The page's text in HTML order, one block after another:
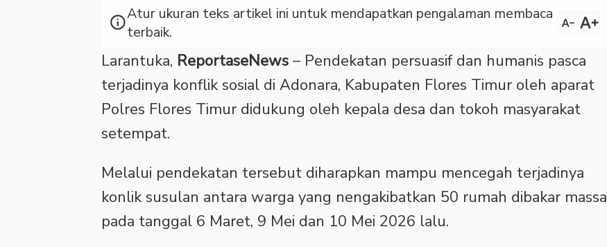
infoAtur ukuran teks artikel ini untuk mendapatkan pengalaman membaca
terbaik.
text_decrease text_increase
Larantuka, ReportaseNews – Pendekatan persuasif dan humanis pasca
terjadinya konflik sosial di Adonara, Kabupaten Flores Timur oleh aparat
Polres Flores Timur didukung oleh kepala desa dan tokoh masyarakat
setempat.
Melalui pendekatan tersebut diharapkan mampu mencegah terjadinya
konlik susulan antara warga yang nengakibatkan 50 rumah dibakar massa
pada tanggal 6 Maret, 9 Mei dan 10 Mei 2026 lalu.